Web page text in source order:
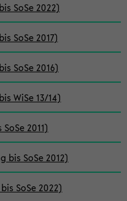
SoSe 2022)
SoSe 2017)
SoSe 2016)
WiSe 13/14)
2011)
bis SoSe 2012)
SoSe 2022)